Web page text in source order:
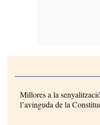
Millores a la
l’avinguda de la